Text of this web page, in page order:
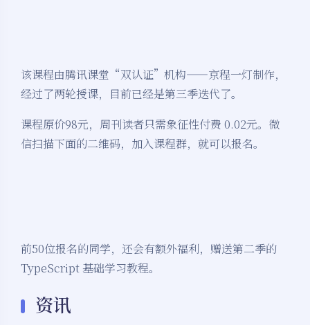
该课程由腾讯课堂“双认证”机构——京程一灯制作，
经过了两轮授课，目前已经是第三季迭代了。
课程原价98元，周刊读者只需象征性付费 0.02元。微
信扫描下面的二维码，加入课程群，就可以报名。
前50位报名的同学，还会有额外福利，赠送第二季的
TypeScript 基础学习教程。
资讯